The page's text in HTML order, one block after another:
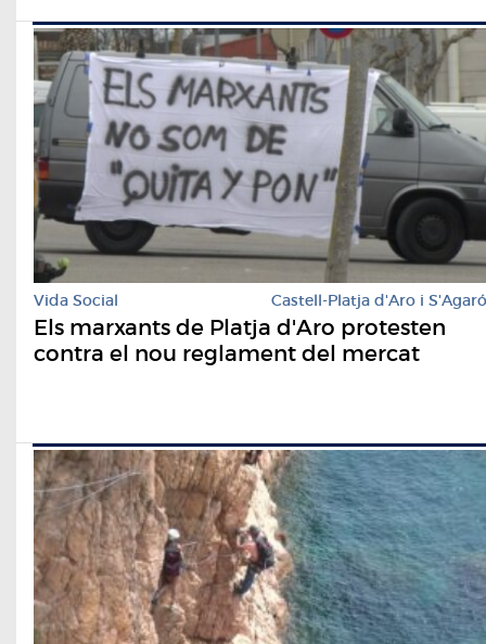
Vida Social Castell-Platja d'Aro i S'Agaró
Els marxants de Platja d'Aro protesten
contra el nou reglament del mercat